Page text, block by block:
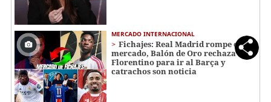
MERCADO INTERNACIONAL
Fichajes: Real Madrid rompe el
mercado, Balón de Oro rechaza a
Florentino para ir al Barça y
catrachos son noticia